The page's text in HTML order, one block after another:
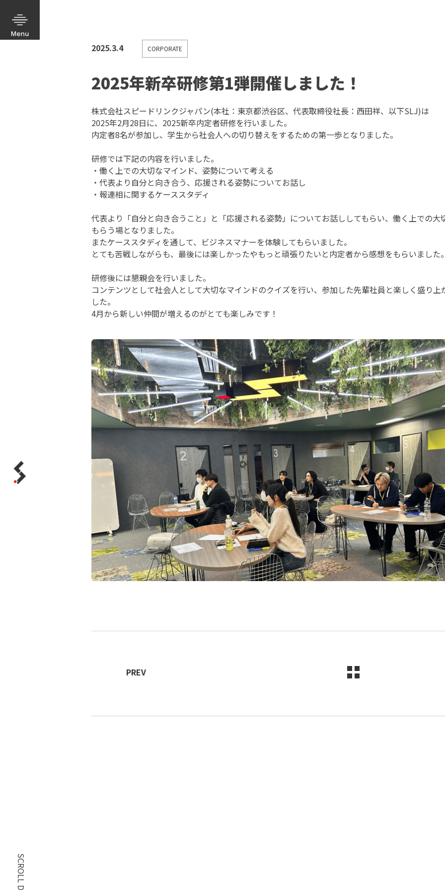
2025.3.4 CORPORATE
2025年新卒研修第1弾開催しました！
株式会社スピードリンクジャパン(本社：東京都渋谷区、代表取締役社長：西田祥、以下SLJ)は
2025年2月28日に、2025新卒内定者研修を行いました。
内定者8名が参加し、学生から社会人への切り替えをするための第一歩となりました。
研修では下記の内容を行いました。
・働く上での大切なマインド、姿勢について考える
・代表より自分と向き合う、応援される姿勢についてお話し
・報連相に関するケーススタディ
代表より「自分と向き合うこと」と「応援される姿勢」についてお話ししてもらい、働く上での大
もらう場となりました。
またケーススタディを通して、ビジネスマナーを体験してもらいました。
とても苦戦しながらも、最後には楽しかったやもっと頑張りたいと内定者から感想をもらいました
研修後には懇親会を行いました。
コンテンツとして社会人として大切なマインドのクイズを行い、参加した先輩社員と楽しく盛り上
した。
4月から新しい仲間が増えるのがとても楽しみです！
PREV